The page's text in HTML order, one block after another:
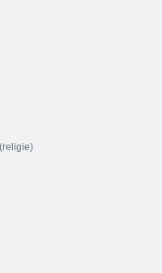
(religie)